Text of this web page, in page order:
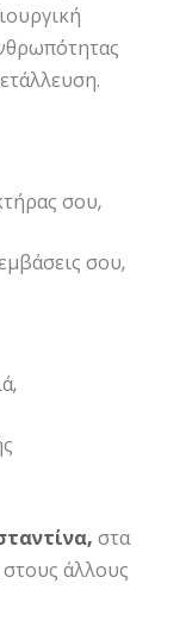
σου,
σου,
στα
άλλους